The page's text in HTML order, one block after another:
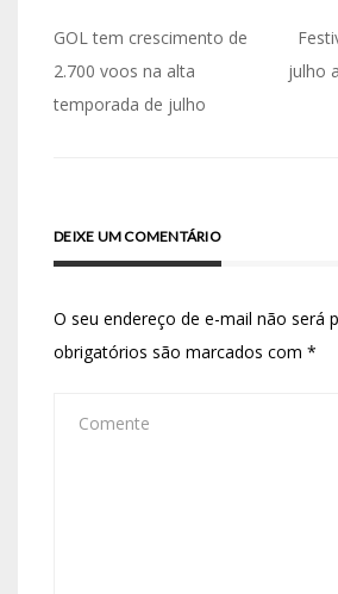
GOL tem crescimento de
2.700 voos na alta
temporada de julho
julho
DEIXE UM COMENTÁRIO
O seu endereço de e-mail não será
obrigatórios são marcados com *